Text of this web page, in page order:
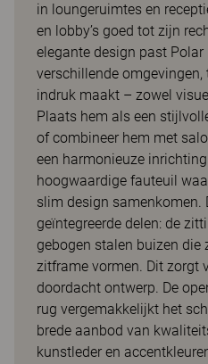
in loungeruimtes en
en lobby’s goed tot zijn
elegante design past
verschillende
indruk maakt – zowel
Plaats hem als een
of combineer hem met
een harmonieuze
hoogwaardige fauteuil
slim design samenkomen.
geïntegreerde delen: de
gebogen stalen buizen die
zitframe vormen. Dit zorgt
doordacht ontwerp. De
rug vergemakkelijkt het
brede aanbod van
kunstleder en